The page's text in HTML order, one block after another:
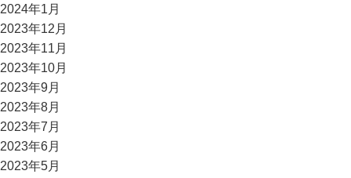
2024年1月
2023年12月
2023年11月
2023年10月
2023年9月
2023年8月
2023年7月
2023年6月
2023年5月